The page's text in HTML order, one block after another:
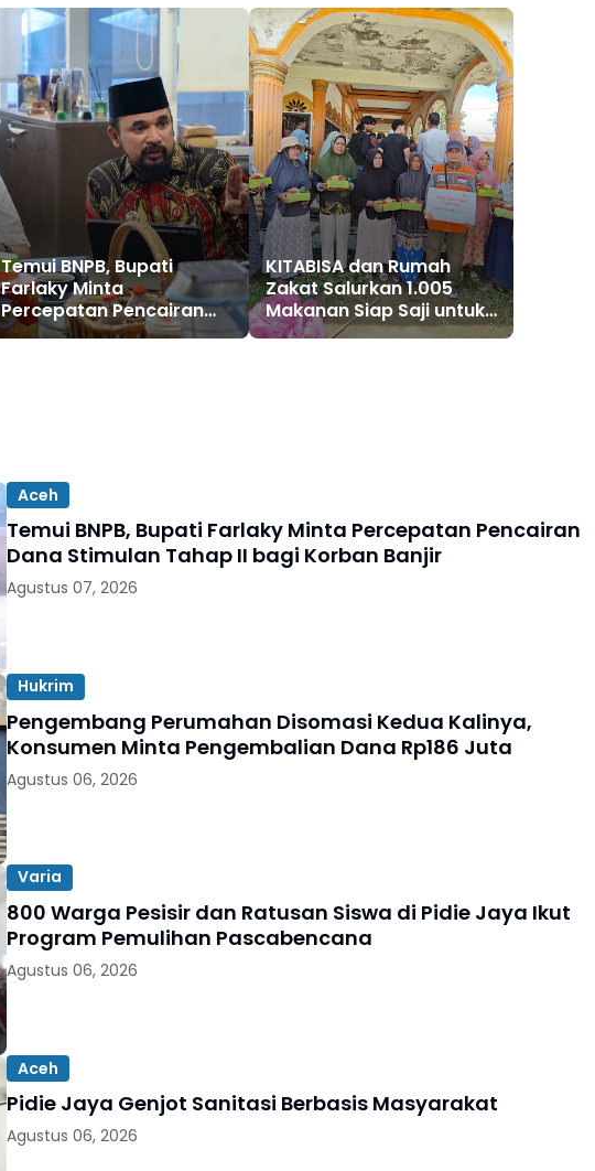
Temui BNPB, Bupati
Farlaky Minta
Percepatan Pencairan
Dana Stimulan Tahap II
KITABISA dan Rumah
Zakat Salurkan 1.005
Makanan Siap Saji untuk
Warga Terdampak Banjir
Aceh
Temui BNPB, Bupati Farlaky Minta Percepatan Pencairan
Dana Stimulan Tahap II bagi Korban Banjir
Agustus 07, 2026
Hukrim
Pengembang Perumahan Disomasi Kedua Kalinya,
Konsumen Minta Pengembalian Dana Rp186 Juta
Agustus 06, 2026
Varia
800 Warga Pesisir dan Ratusan Siswa di Pidie Jaya Ikut
Program Pemulihan Pascabencana
Agustus 06, 2026
Aceh
Pidie Jaya Genjot Sanitasi Berbasis Masyarakat
Agustus 06, 2026